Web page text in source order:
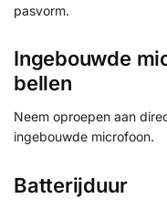
pasvorm.
Ingebouwde
bellen
Neem oproepen aan
ingebouwde microfoon.
Batterijduur